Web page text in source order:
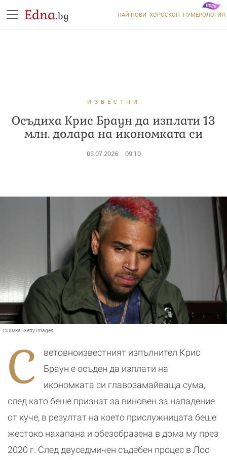
Edna.bg НАЙ-НОВИ ХОРОСКОП НУМЕРОЛОГИЯ
ИЗВЕСТНИ
Осъдиха Крис Браун да изплати 13
млн. долара на икономката си
03.07.2026 09:10
Снимка: Getty Images
С
ветовноизвестният изпълнител Крис
Браун е осъден да изплати на
икономката си главозамайваща сума,
след като беше признат за виновен за нападение
от куче, в резултат на което прислужницата беше
жестоко нахапана и обезобразена в дома му през
2020 г. След двуседмичен съдебен процес в Лос